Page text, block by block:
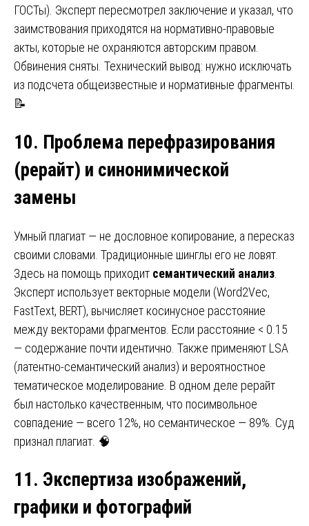
ГОСТы). Эксперт пересмотрел заключение и указал, что
заимствования приходятся на нормативно-правовые
акты, которые не охраняются авторским правом.
Обвинения сняты. Технический вывод: нужно исключать
из подсчета общеизвестные и нормативные фрагменты.
📝
10. Проблема перефразирования
(рерайт) и синонимической
замены
Умный плагиат — не дословное копирование, а пересказ
своими словами. Традиционные шинглы его не ловят.
Здесь на помощь приходит семантический анализ
Эксперт использует векторные модели (Word2Vec,
FastText, BERT), вычисляет косинусное расстояние
между векторами фрагментов. Если расстояние < 0.15
— содержание почти идентично. Также применяют LSA
(латентно-семантический анализ) и вероятностное
тематическое моделирование. В одном деле рерайт
был настолько качественным, что посимвольное
совпадение — всего 12%, но семантическое — 89%. Суд
признал плагиат. 🧠
11. Экспертиза изображений,
графики и фотографий